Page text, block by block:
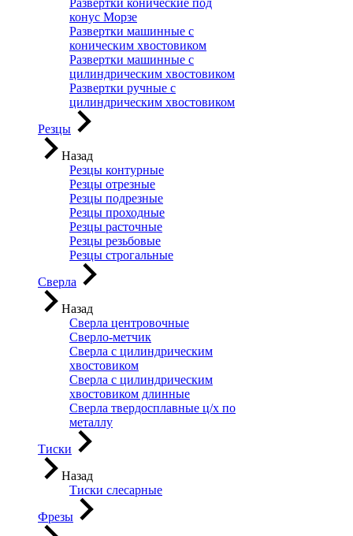
Развертки конические под
конус Морзе
Развертки машинные с
коническим хвостовиком
Развертки машинные с
цилиндрическим хвостовиком
Развертки ручные с
цилиндрическим хвостовиком
Резцы
Назад
Резцы контурные
Резцы отрезные
Резцы подрезные
Резцы проходные
Резцы расточные
Резцы резьбовые
Резцы строгальные
Сверла
Назад
Сверла центровочные
Сверло-метчик
Сверла с цилиндрическим
хвостовиком
Сверла с цилиндрическим
хвостовиком длинные
Сверла твердосплавные ц/х по
металлу
Тиски
Назад
Тиски слесарные
Фрезы